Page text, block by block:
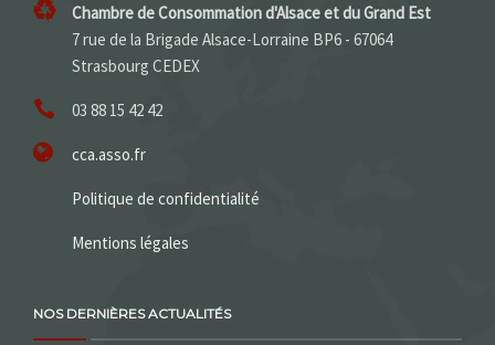
Chambre de Consommation d'Alsace et du Grand Est
7 rue de la Brigade Alsace-Lorraine BP6 - 67064
Strasbourg CEDEX
03 88 15 42 42
cca.asso.fr
Politique de confidentialité
Mentions légales
NOS DERNIÈRES ACTUALITÉS